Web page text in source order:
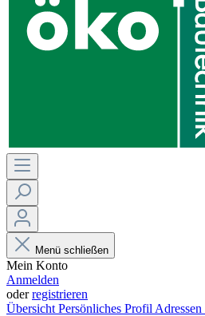
Menü schließen
Mein Konto
Anmelden
oderregistrieren
Übersicht Persönliches Profil Adressen